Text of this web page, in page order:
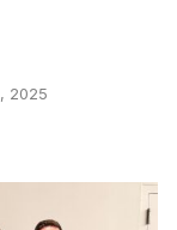
2025